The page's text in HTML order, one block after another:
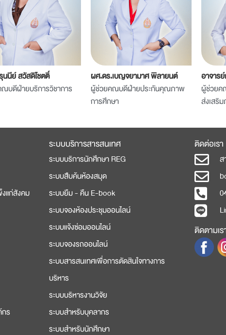
นนีย์ สวัสดิโชตติ์
บดีฝ่ายบริการวิชาการ
ผศ.ดร.เบญจยามาศ พิลายนต์
ผู้ช่วยคณบดีฝ่ายประกันคุณภาพ
การศึกษา
อาจาร
ผู้ช่วยค
ส่งเสริ
งแก่สังคม
ร
ระบบบริการสารสนเทศ
ระบบบริการนักศึกษา REG
ระบบสืบค้นห้องสมุด
ระบบยืม - คืน E-book
ระบบจองห้องประชุมออนไลน์
ระบบแจ้งซ่อมออนไลน์
ระบบจองรถออนไลน์
ระบบสารสนเทศเพื่อการตัดสินใจทางการ
บริหาร
ระบบบริหารงานวิจัย
ระบบสำหรับบุคลากร
ระบบสำหรับนักศึกษา
ติดต่อเรา
ติดตามเร